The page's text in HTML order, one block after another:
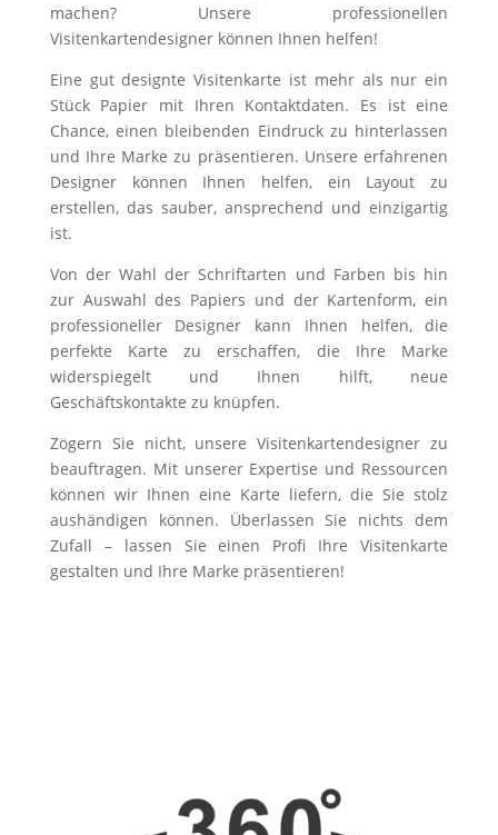
machen? Unsere professionellen
Visitenkartendesigner können Ihnen helfen!
Eine gut designte Visitenkarte ist mehr als nur ein
Stück Papier mit Ihren Kontaktdaten. Es ist eine
Chance, einen bleibenden Eindruck zu hinterlassen
und Ihre Marke zu präsentieren. Unsere erfahrenen
Designer können Ihnen helfen, ein Layout zu
erstellen, das sauber, ansprechend und einzigartig
ist.
Von der Wahl der Schriftarten und Farben bis hin
zur Auswahl des Papiers und der Kartenform, ein
professioneller Designer kann Ihnen helfen, die
perfekte Karte zu erschaffen, die Ihre Marke
widerspiegelt und Ihnen hilft, neue
Geschäftskontakte zu knüpfen.
Zögern Sie nicht, unsere Visitenkartendesigner zu
beauftragen. Mit unserer Expertise und Ressourcen
können wir Ihnen eine Karte liefern, die Sie stolz
aushändigen können. Überlassen Sie nichts dem
Zufall – lassen Sie einen Profi Ihre Visitenkarte
gestalten und Ihre Marke präsentieren!